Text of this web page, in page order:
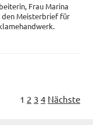
Frau Marina
den Meisterbrief für
1 2 3 4 Nächste